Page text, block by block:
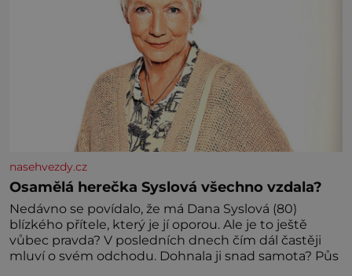
nasehvezdy.cz
Osamělá herečka Syslová všechno vzdala?
Nedávno se povídalo, že má Dana Syslová (80)
blízkého přítele, který je jí oporou. Ale je to ještě
vůbec pravda? V posledních dnech čím dál častěji
mluví o svém odchodu. Dohnala ji snad samota? Půs